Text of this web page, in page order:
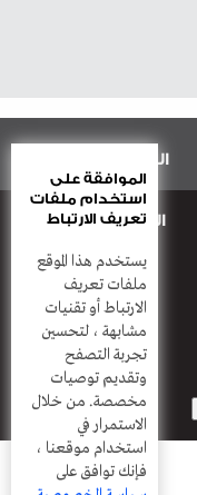
المال و الاقتصاد
أعمدة
المطبعة
الموافقة على
استخدام ملفات
تعريف الارتباط
يستخدم هذا الموقع
ملفات تعريف
الارتباط أو تقنيات
مشابهة ، لتحسين
تجربة التصفح
وتقديم توصيات
مخصصة. من خلال
الاستمرار في
استخدام موقعنا ،
فإنك توافق على